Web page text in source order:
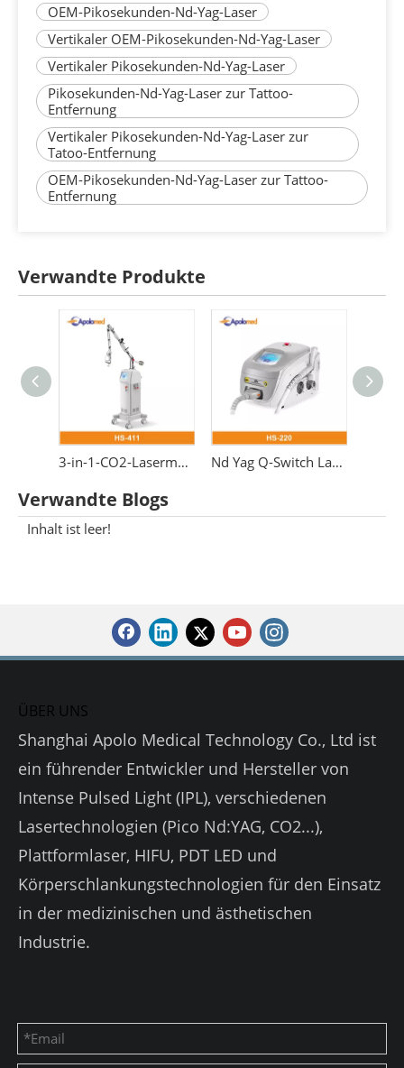
OEM-Pikosekunden-Nd-Yag-Laser
Vertikaler OEM-Pikosekunden-Nd-Yag-Laser
Vertikaler Pikosekunden-Nd-Yag-Laser
Pikosekunden-Nd-Yag-Laser zur Tattoo-
Entfernung
Vertikaler Pikosekunden-Nd-Yag-Laser zur
Tatoo-Entfernung
OEM-Pikosekunden-Nd-Yag-Laser zur Tattoo-
Entfernung
Verwandte Produkte
3-in-1-CO2-Lasermaschine 10600-nm-Fraktionslaser Nd Yag Q-Switch Laser Pico Laser Tattooentfernung 1064 532 nm Schönheitsmaschine
Verwandte Blogs
Inhalt ist leer!
ÜBER UNS
Shanghai Apolo Medical Technology Co., Ltd ist
ein führender Entwickler und Hersteller von
Intense Pulsed Light (IPL), verschiedenen
Lasertechnologien (Pico Nd:YAG, CO2...),
Plattformlaser, HIFU, PDT LED und
Körperschlankungstechnologien für den Einsatz
in der medizinischen und ästhetischen
Industrie.